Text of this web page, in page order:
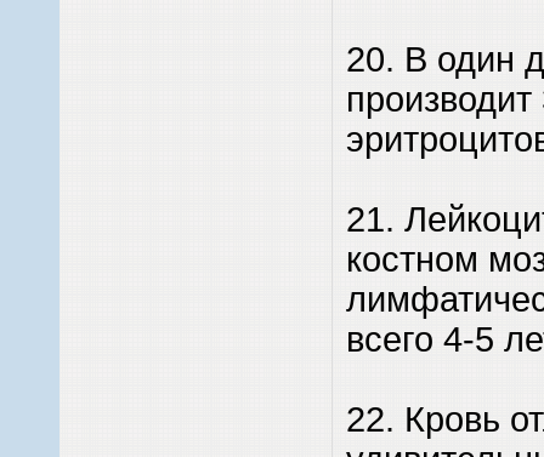
20. В один
21.
костном
всего 4-5
22. Кровь